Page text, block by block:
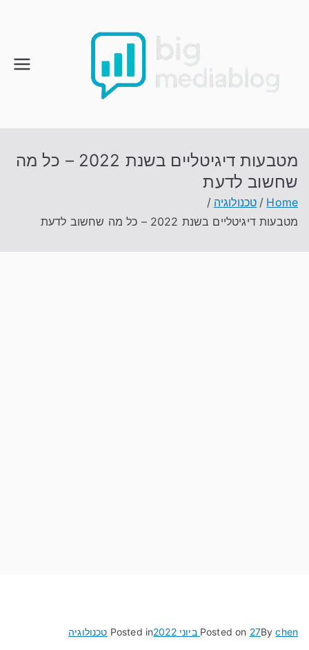
מטבעות דיגיטליים בשנת 2022 – כל מה
שחשוב לדעת
Home
טכנולוגיה
מטבעות דיגיטליים בשנת 2022 – כל מה שחשוב לדעת
Bychen
Posted on 27 ביוני 2022 Posted in טכנולוגיה